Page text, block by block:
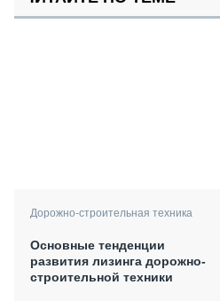
Дорожно-строительная техника
Основные тенденции
развития лизинга дорожно-
строительной техники